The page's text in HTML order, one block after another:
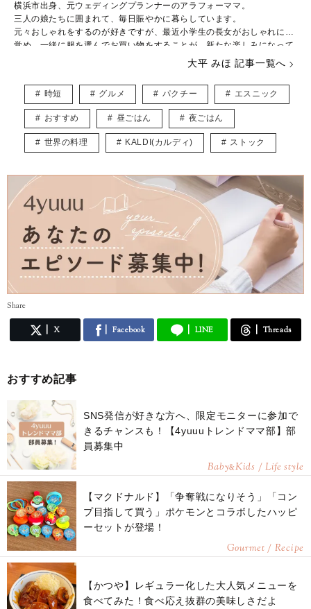
横浜市出身、元ウェディングプランナーのアラフォーママ。
三人の娘たちに囲まれて、毎日賑やかに暮らしています。
元々おしゃれをするのが好きですが、最近小学生の長女がおしゃれに目
覚め、一緒に服を選んでお買い物をすることが、新たな楽しみになって
イベントを考え、全力で楽しんでいます。
やりたいことがたくさんありすぎて、毎日時間が足りないのがちょっと
した悩み。
ベビーマッサージ、ベビーヨガの資格持っています。
育児をしながら、多くのママが楽しめるような記事をお届けできたらと
大平 みほ 記事一覧へ
時短 グルメ パクチー エスニック
おすすめ 昼ごはん 夜ごはん
世界の料理 KALDI(カルディ) ストック
Share
X Facebook LINE Threads
おすすめ記事
SNS発信が好きな方へ、限定モニターに参加で
きるチャンスも！【4yuuuトレンドママ部】部
員募集中
Baby&Kids / Life style
【マクドナルド】「争奪戦になりそう」「コン
プ目指して買う」ポケモンとコラボしたハッピ
ーセットが登場！
Gourmet / Recipe
【かつや】レギュラー化した大人気メニューを
食べてみた！食べ応え抜群の美味しさだよ